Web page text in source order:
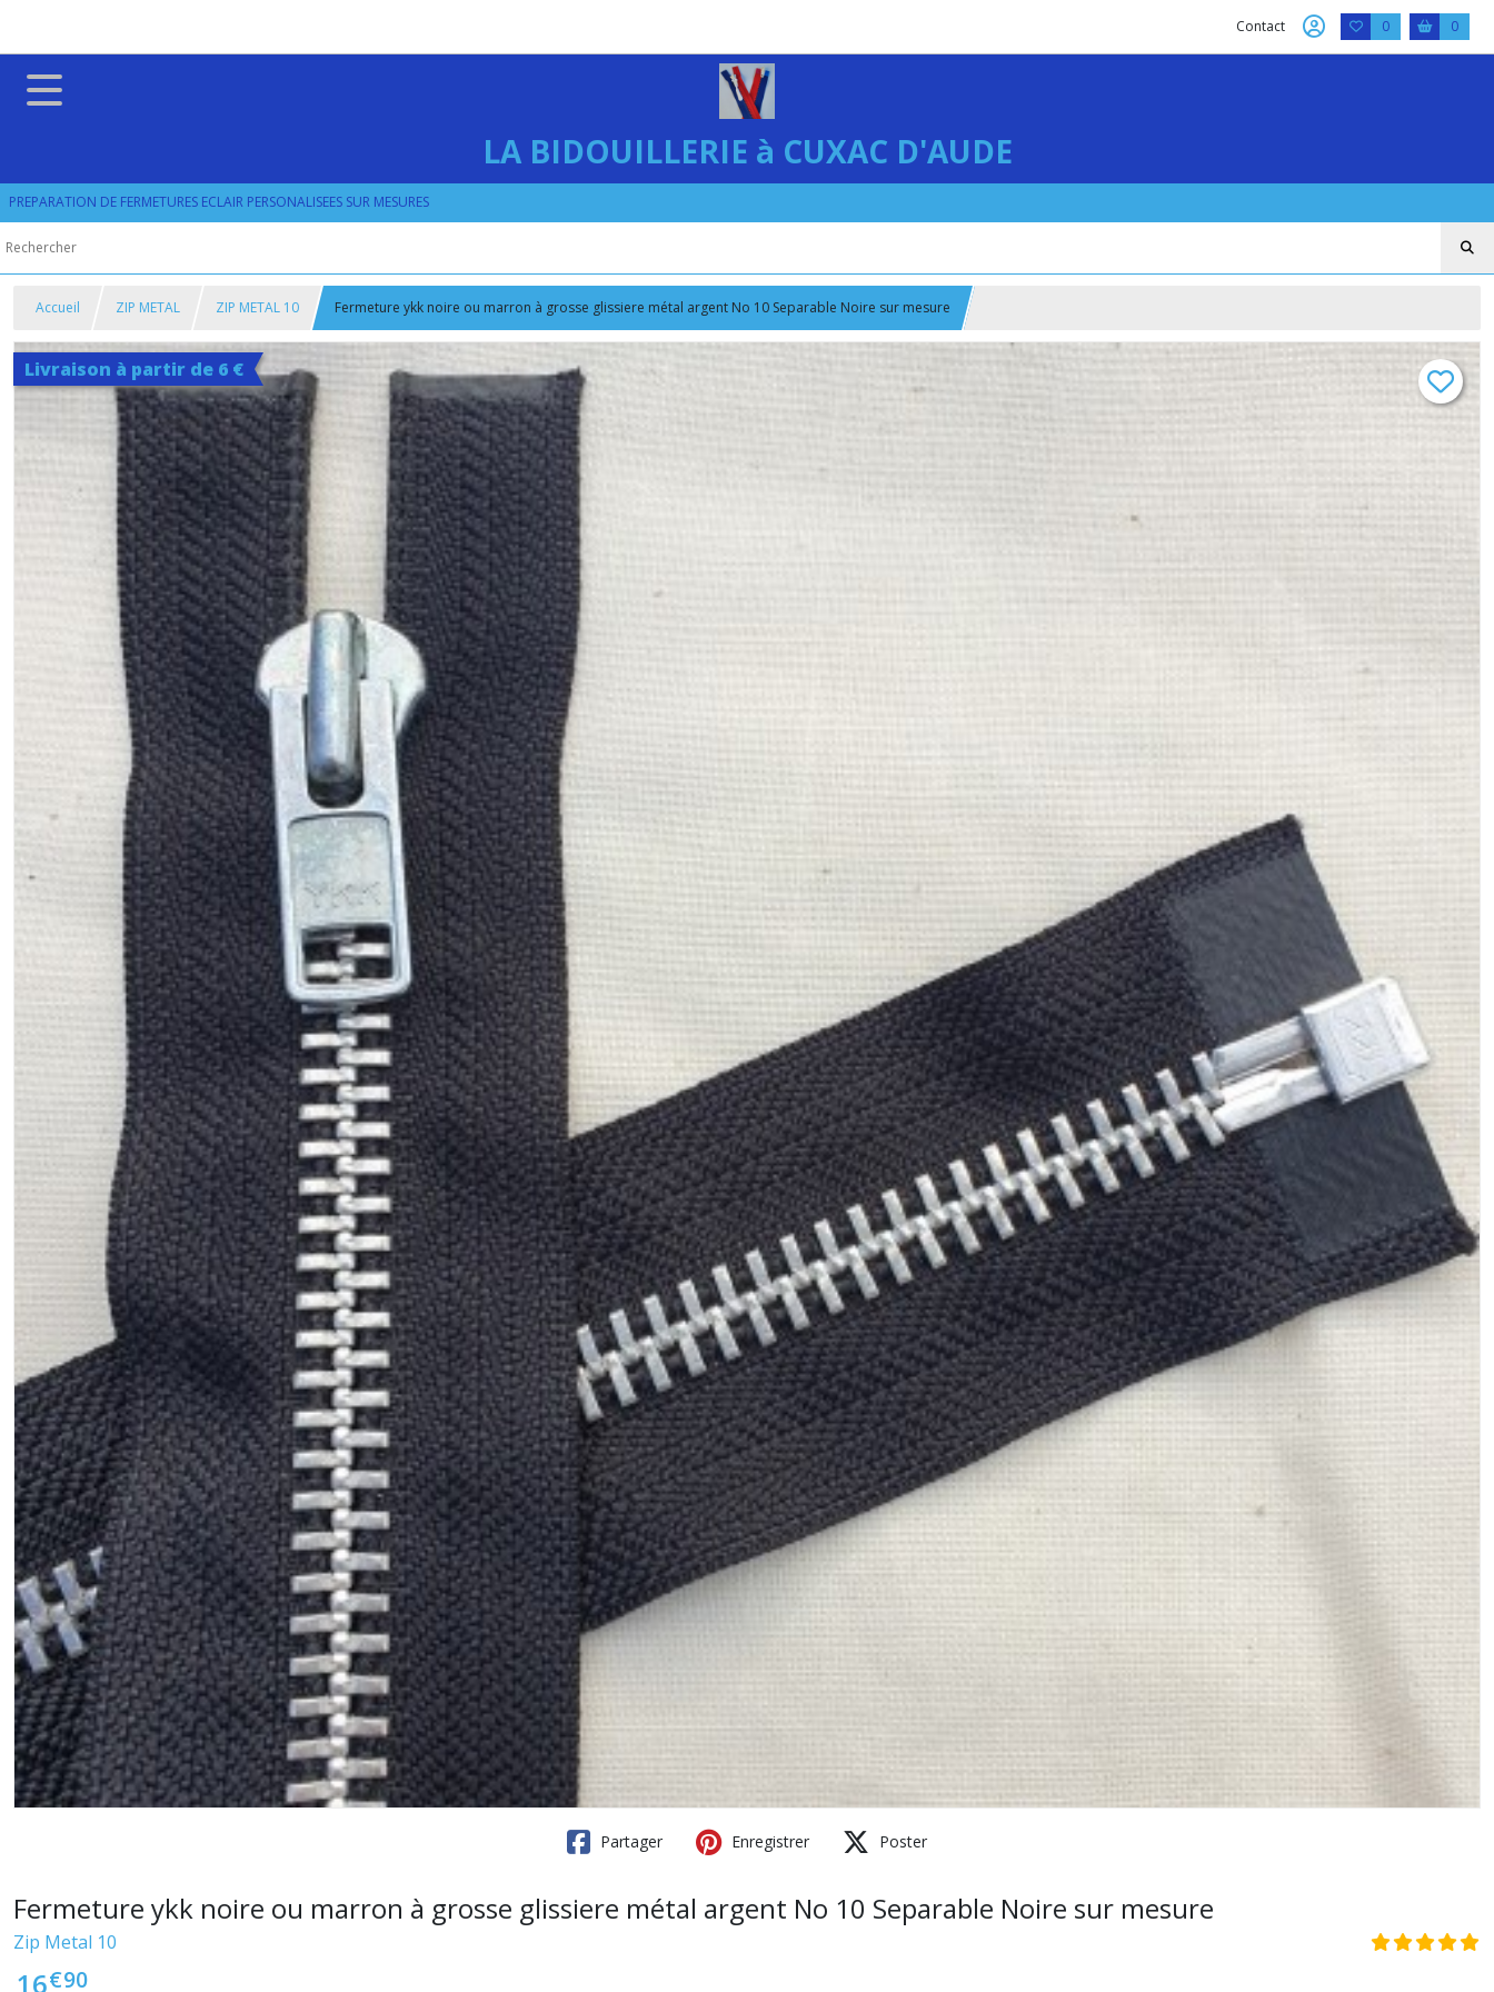
Contact 0 0
LA BIDOUILLERIE à CUXAC D'AUDE
PREPARATION DE FERMETURES ECLAIR PERSONALISEES SUR MESURES
Accueil ZIP METAL ZIP METAL 10 Fermeture ykk noire ou marron à grosse glissiere métal argent No 10 Separable Noire sur mesure
Livraison à partir de 6 €
Partager Enregistrer Poster
Fermeture ykk noire ou marron à grosse glissiere métal argent No 10 Separable Noire sur mesure
Zip Metal 10
16€90